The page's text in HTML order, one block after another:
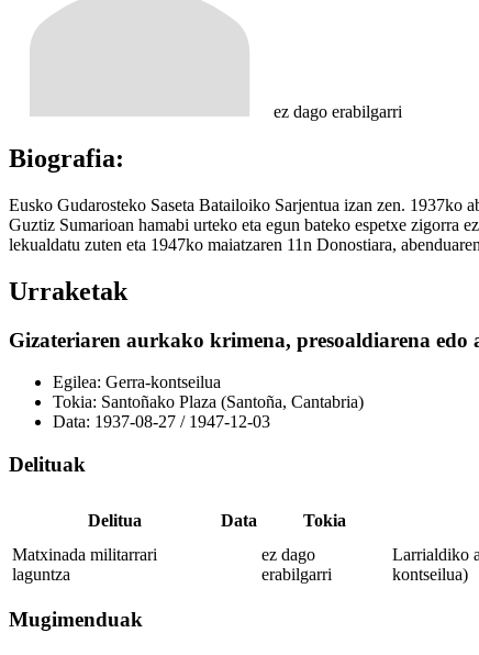
ez dago erabilgarri
Biografia:
Eusko Gudarosteko Saseta Batailoiko Sarjentua izan zen. 1937ko
Guztiz Sumarioan hamabi urteko eta egun bateko espetxe zigorra
lekualdatu zuten eta 1947ko maiatzaren 11n Donostiara,
Urraketak
Gizateriaren aurkako krimena, presoaldiarena edo
Egilea: Gerra-kontseilua
Tokia: Santoñako Plaza (Santoña, Cantabria)
Data: 1937-08-27 / 1947-12-03
Delituak
Delitua Data Tokia
Matxinada militarrari
laguntza
ez dago
erabilgarri
Larrialdiko
kontseilua)
Mugimenduak